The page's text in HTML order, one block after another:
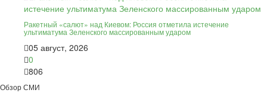
Ракетный «салют» над Киевом: Россия отметила истечение
ультиматума Зеленского массированным ударом
05 август, 2026
0
806
Обзор СМИ